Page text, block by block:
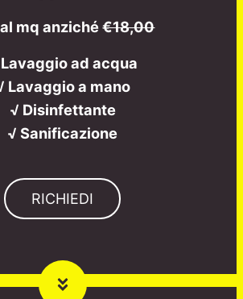
mq anziché€18,00
ad acqua
Lavaggio a mano
√ Disinfettante
√ Sanificazione
RICHIEDI